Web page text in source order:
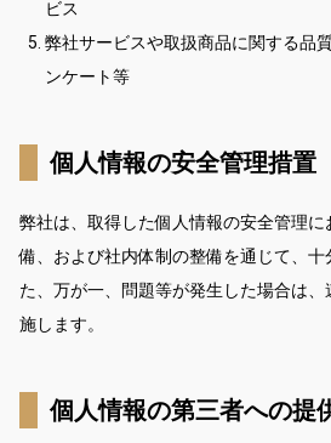
ビス
弊社サービスや取扱商品に関する品
ンケート等
個人情報の安全管理措置
弊社は、取得した個人情報の安全管理
備、および社内体制の整備を通じて、十
た、万が一、問題等が発生した場合は
施します。
個人情報の第三者への提